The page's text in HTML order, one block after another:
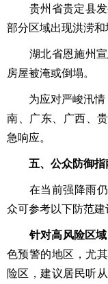
贵州省贵定县发
部分区域出现洪涝和
湖北省恩施州宣
房屋被淹或倒塌。
为应对严峻汛情
南、广东、广西、
急响应。
五、公众防御
在当前强降雨仍
众可参考以下防范建
针对高风险区
色预警的地区，尤
险区，建议居民听